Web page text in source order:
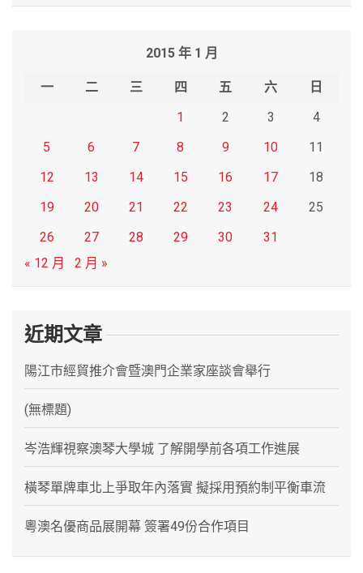
2015 年 1 月
一 二 三 四 五 六
日
1
2 3
4
5
6 7 8 9 10
11
12
13 14 15 16 17
18
19
20 21 22 23 24
25
26
27 28 29 30
31
« 12 月
2 月 »
近期文章
陽江市經貿推介會暨澳門企業家座談會舉行
(無標題)
岑浩輝視察澳琴大學城 了解開學前各項工作進展
橫琴單牌車北上爭取年內落實 擬採用預約制平衡車流
粵澳名優商品展開幕 簽署49份合作項目